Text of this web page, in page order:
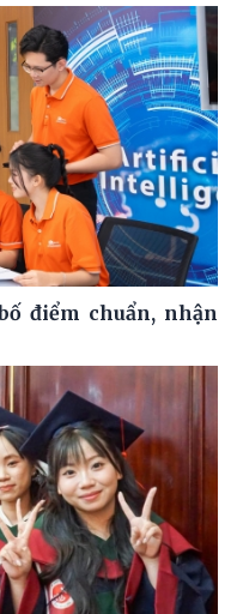
điểm chuẩn, nhận